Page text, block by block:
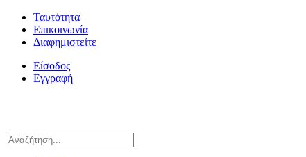
Ταυτότητα
Επικοινωνία
Διαφημιστείτε
Είσοδος
Εγγραφή